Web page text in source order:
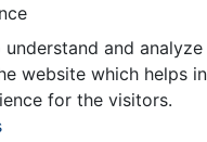
and analyze
website which helps in
for the visitors.